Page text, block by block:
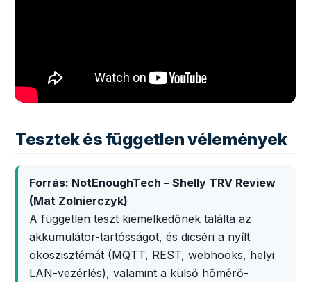
Tesztek és független vélemények
Forrás: NotEnoughTech – Shelly TRV Review
(Mat Zolnierczyk)
A független teszt kiemelkedőnek találta az
akkumulátor-tartósságot, és dicséri a nyílt
ökoszisztémát (MQTT, REST, webhooks, helyi
LAN-vezérlés), valamint a külső hőmérő-